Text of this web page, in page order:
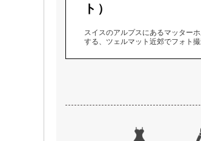
ト）
スイスのアルプスにあるマッター
する、ツェルマット近郊でフォト